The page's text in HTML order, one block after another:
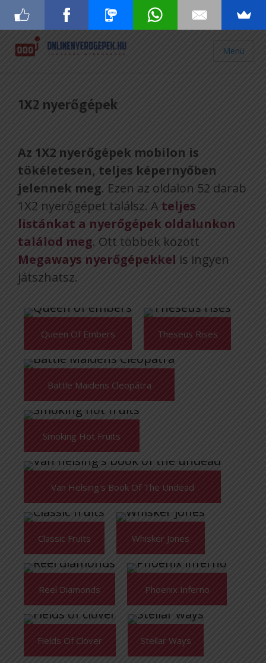
Menü
1X2 nyerőgépek
Az 1X2 nyerőgépek mobilon is
tökéletesen, teljes képernyőben
jelennek meg. Ezen az oldalon 52 darab
1X2 nyerőgépet találsz. A teljes
listánkat a nyerőgépek oldalunkon
találod meg. Ott többek között
Megaways nyerőgépekkel is ingyen
játszhatsz.
Queen Of Embers Theseus Rises
Battle Maidens Cleopátra
Smoking Hot Fruits
Van Helsing's Book Of The Undead
Classic Fruits Whisker Jones
Reel Diamonds Phoenix Inferno
Fields Of Clover Stellar Ways